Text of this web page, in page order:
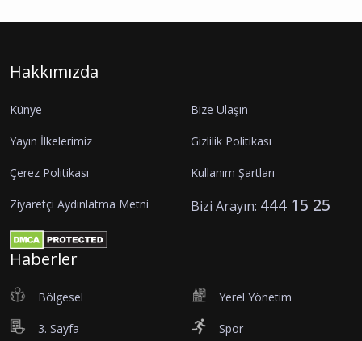
Hakkımızda
Künye Bize Ulaşın
Yayın İlkelerimiz Gizlilik Politikası
Çerez Politikası Kullanım Şartları
Ziyaretçi Aydınlatma Metni Bizi Arayın: 444 15 25
Haberler
Bölgesel Yerel Yönetim
3. Sayfa Spor